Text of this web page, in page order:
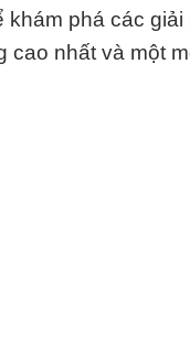
phá các
cao nhất và một